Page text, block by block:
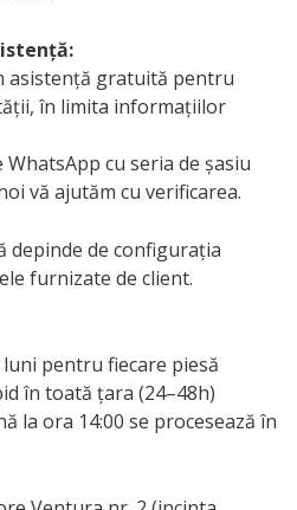
asistență gratuită pentru
în limita informațiilor
cu seria de șasiu
vă ajutăm cu verificarea.
de configurația
furnizate de client.
pentru fiecare piesă
în toată țara (24–48h)
la ora 14:00 se procesează în